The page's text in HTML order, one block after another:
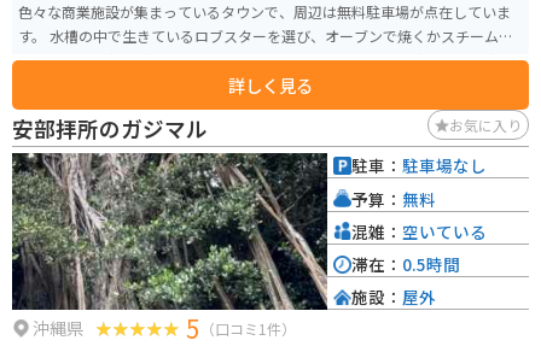
色々な商業施設が集まっているタウンで、周辺は無料駐車場が点在していま
す。 水槽の中で生きているロブスターを選び、オーブンで焼くかスチームで
蒸すかの調理方法が選べます。ロブスターとパエリア、サラダスープなどのセ
詳しく見る
安部拝所のガジマル お気に入り
沖縄県 5 （口コミ1件）
駐車： 駐車場なし
予算： 無料
混雑： 空いている
滞在： 0.5時間
施設： 屋外